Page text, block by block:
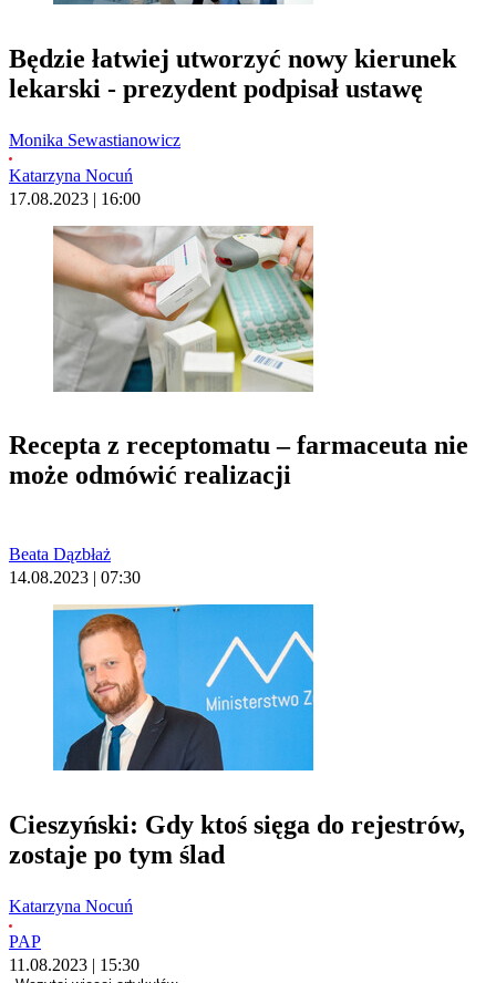
Będzie łatwiej utworzyć nowy kierunek
lekarski - prezydent podpisał ustawę
Monika Sewastianowicz
Katarzyna Nocuń
17.08.2023 | 16:00
Recepta z receptomatu – farmaceuta nie
może odmówić realizacji
Beata Dązbłaż
14.08.2023 | 07:30
Cieszyński: Gdy ktoś sięga do rejestrów,
zostaje po tym ślad
Katarzyna Nocuń
PAP
11.08.2023 | 15:30